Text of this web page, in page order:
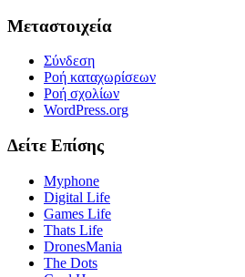
Μεταστοιχεία
Σύνδεση
Ροή καταχωρίσεων
Ροή σχολίων
WordPress.org
Δείτε Επίσης
Myphone
Digital Life
Games Life
Thats Life
DronesMania
The Dots